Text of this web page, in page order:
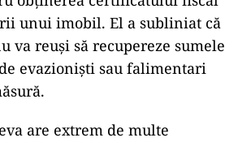
unui imobil. El a subliniat că
va reuși să recupereze sumele
evazioniști sau falimentari
are extrem de multe